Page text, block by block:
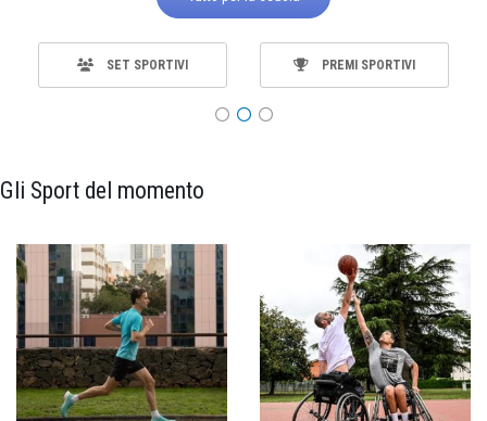
SET SPORTIVI PREMI SPORTIVI
Gli Sport del momento